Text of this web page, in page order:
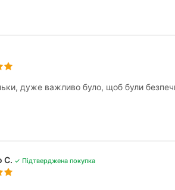
дуже важливо було, щоб були
С. ✓ Підтверджена покупка